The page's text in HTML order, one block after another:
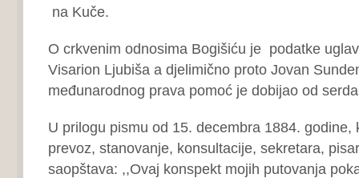
na Kuče.
O crkvenim odnosima Bogišiću je podatke
Visarion Ljubiša a djelimično proto Jovan
međunarodnog prava pomoć je dobijao od
U prilogu pismu od 15. decembra 1884. godine,
prevoz, stanovanje, konsultacije, sekretara,
saopštava: ,,Ovaj konspekt mojih putovanja